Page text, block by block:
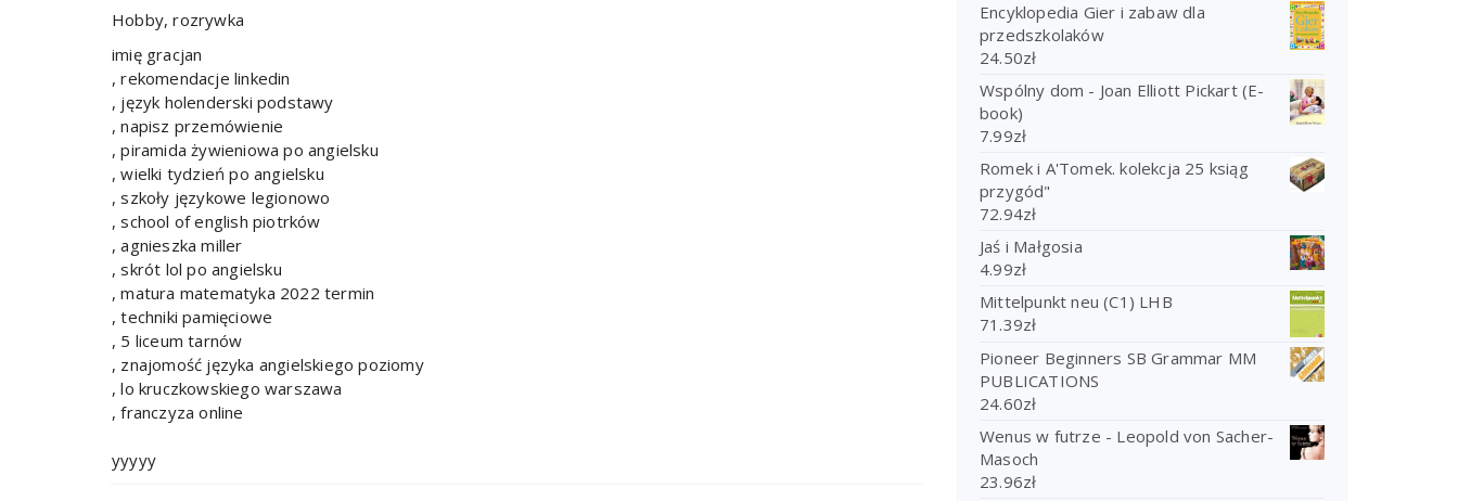
Hobby, rozrywka
imię gracjan
, rekomendacje linkedin
, język holenderski podstawy
, napisz przemówienie
, piramida żywieniowa po angielsku
, wielki tydzień po angielsku
, szkoły językowe legionowo
, school of english piotrków
, agnieszka miller
, skrót lol po angielsku
, matura matematyka 2022 termin
, techniki pamięciowe
, 5 liceum tarnów
, znajomość języka angielskiego poziomy
, lo kruczkowskiego warszawa
, franczyza online
yyyyy
Encyklopedia Gier i zabaw dla
przedszkolaków
24.50zł
Wspólny dom - Joan Elliott Pickart (E-
book)
7.99zł
Romek i A'Tomek. kolekcja 25 ksiąg
przygód"
72.94zł
Jaś i Małgosia
4.99zł
Mittelpunkt neu (C1) LHB
71.39zł
Pioneer Beginners SB Grammar MM
PUBLICATIONS
24.60zł
Wenus w futrze - Leopold von Sacher-
Masoch
23.96zł